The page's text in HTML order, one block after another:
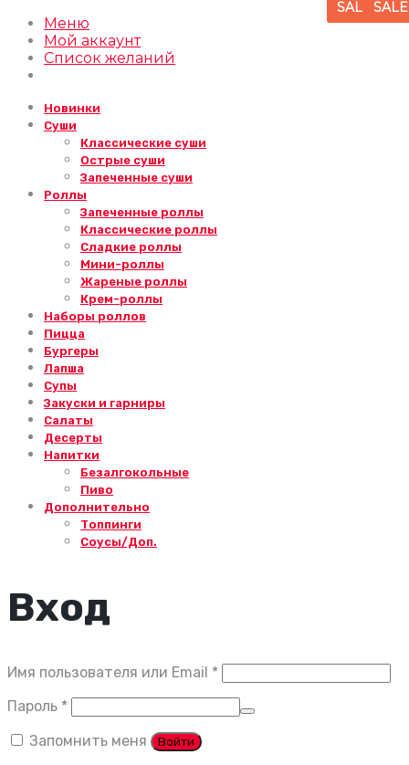
Меню
Мой аккаунт
Список желаний
Новинки
Суши
Классические суши
Острые суши
Запеченные суши
Роллы
Запеченные роллы
Классические роллы
Сладкие роллы
Мини-роллы
Жареные роллы
Крем-роллы
Наборы роллов
Пицца
Бургеры
Лапша
Супы
Закуски и гарниры
Салаты
Десерты
Напитки
Безалгокольные
Пиво
Дополнительно
Топпинги
Соусы/Доп.
Вход
Имя пользователя или Email *
Пароль *
Запомнить меня Войти
SALE
SALE
SALE
SALE
SALE
SALE
SALE
SALE
SALE
SALE
SALE SALE
SALE